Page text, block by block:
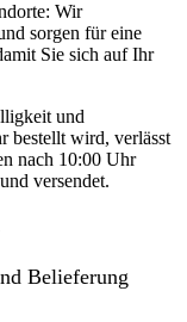
Wir
sorgen für eine
Sie sich auf Ihr
und
bestellt wird, verlässt
nach 10:00 Uhr
versendet.
Belieferung